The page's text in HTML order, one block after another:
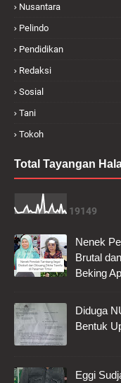
Nusantara
Pelindo
Pendidikan
Redaksi
Sosial
Tani
Tokoh
Total Tayangan
19149
Nenek
Brutal
Beking
Diduga
Bentuk
Eggi